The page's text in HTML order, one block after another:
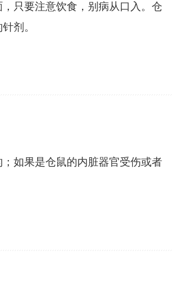
只要注意饮食，别病从口入。仓
剂。
如果是仓鼠的内脏器官受伤或者